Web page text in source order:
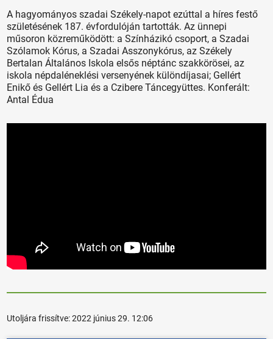
A hagyományos szadai Székely-napot ezúttal a híres festő
születésének 187. évfordulóján tartották. Az ünnepi
műsoron közreműködött: a Színházikó csoport, a Szadai
Szólamok Kórus, a Szadai Asszonykórus, az Székely
Bertalan Általános Iskola elsős néptánc szakkörösei, az
iskola népdaléneklési versenyének különdíjasai; Gellért
Enikő és Gellért Lia és a Czibere Táncegyüttes. Konferált:
Antal Édua
Utoljára frissítve:2022 június 29. 12:06